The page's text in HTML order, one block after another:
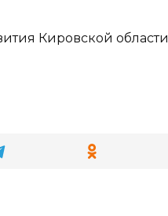
Кировской области